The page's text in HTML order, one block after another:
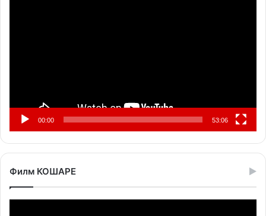
00:00 53:06
Филм КОШАРЕ